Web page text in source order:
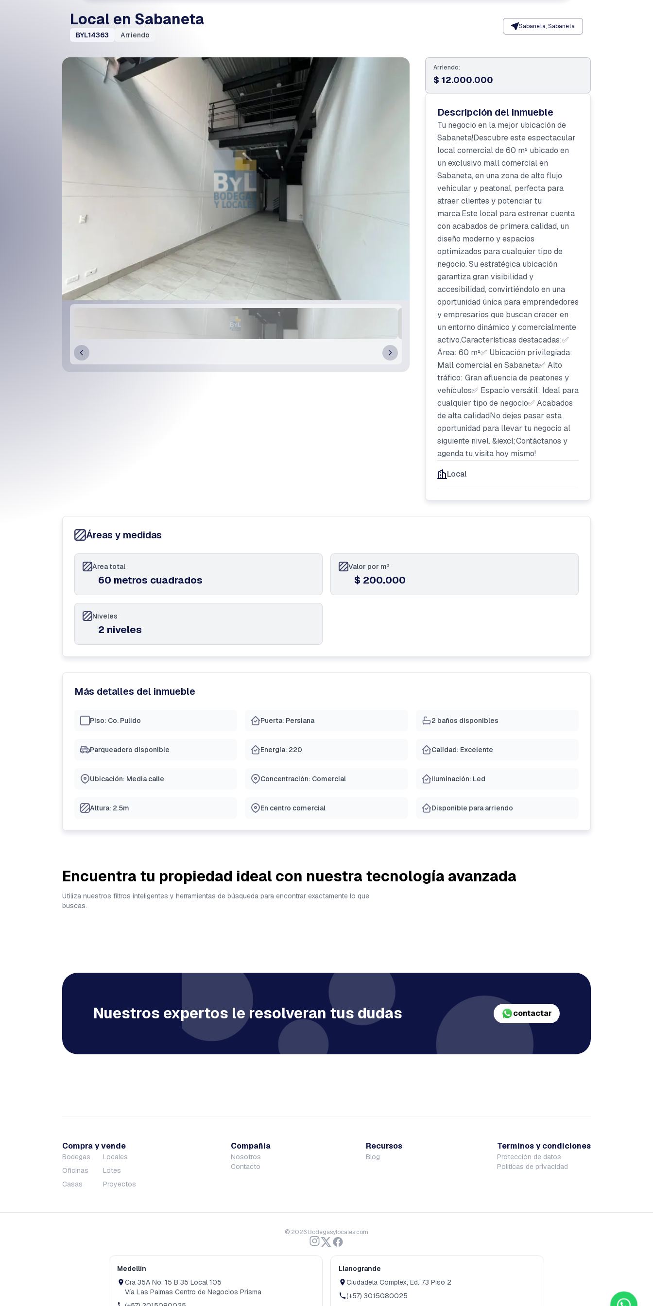
Local en Sabaneta
BYL14363 Arriendo
Sabaneta, Sabaneta
Arriendo:
$ 12.000.000
Descripción del inmueble
Tu negocio en la mejor ubicación de
Sabaneta!Descubre este espectacular
local comercial de 60 m² ubicado en
un exclusivo mall comercial en
Sabaneta, en una zona de alto flujo
vehicular y peatonal, perfecta para
atraer clientes y potenciar tu
marca.Este local para estrenar cuenta
con acabados de primera calidad, un
diseño moderno y espacios
optimizados para cualquier tipo de
negocio. Su estratégica ubicación
garantiza gran visibilidad y
accesibilidad, convirtiéndolo en una
oportunidad única para emprendedores
y empresarios que buscan crecer en
un entorno dinámico y comercialmente
activo.Características destacadas:✅
Área: 60 m²✅ Ubicación privilegiada:
Mall comercial en Sabaneta✅ Alto
tráfico: Gran afluencia de peatones y
vehículos✅ Espacio versátil: Ideal para
cualquier tipo de negocio✅ Acabados
de alta calidadNo dejes pasar esta
oportunidad para llevar tu negocio al
siguiente nivel. &iexcl;Contáctanos y
agenda tu visita hoy mismo!
Local
Áreas y medidas
Área total
60 metros cuadrados
Valor por m²
$ 200.000
Niveles
2 niveles
Más detalles del inmueble
Piso: Co. Pulido Puerta: Persiana 2 baños disponibles
Parqueadero disponible Energía: 220 Calidad: Excelente
Ubicación: Media calle Concentración: Comercial Iluminación: Led
Altura: 2.5m En centro comercial Disponible para arriendo
Encuentra tu propiedad ideal con nuestra tecnología avanzada
Utiliza nuestros filtros inteligentes y herramientas de búsqueda para encontrar exactamente lo que
buscas.
Nuestros expertos le resolveran tus dudas contactar
Compra y vende
Bodegas
Locales
Oficinas
Lotes
Casas
Proyectos
Compañia
Nosotros
Contacto
Recursos
Blog
Terminos y condiciones
Protección de datos
Politicas de privacidad
© 2026 Bodegasylocales.com
Medellín
Cra 35A No. 15 B 35 Local 105
Vía Las Palmas Centro de Negocios Prisma
Llanogrande
Ciudadela Complex, Ed. 73 Piso 2
(+57) 3015080025